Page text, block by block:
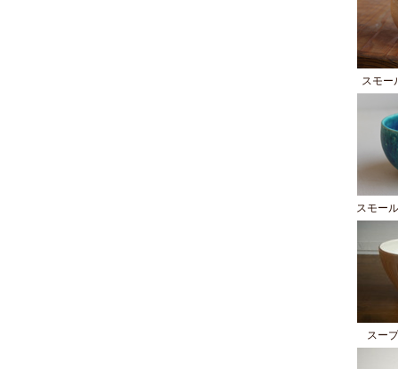
スモ
スモー
スー